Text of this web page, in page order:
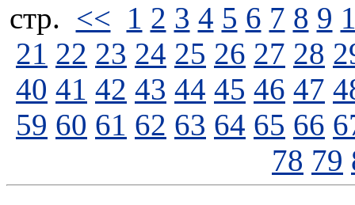
стp. << 1 2 3 4 5 6 7 8 9
21 22 23 24 25 26 27 28
40 41 42 43 44 45 46 47
59 60 61 62 63 64 65 66
78 79